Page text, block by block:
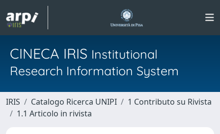
CINECA IRIS Institutional
Research Information System
IRIS Catalogo Ricerca UNIPI
1 Contributo su Rivista
1.1 Articolo in rivista